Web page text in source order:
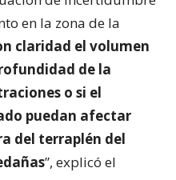
en la zona de la
claridad el volumen
de la
o si el
puedan afectar
del terraplén del
”, explicó el